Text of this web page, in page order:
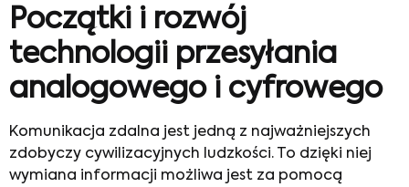
Początki i rozwój
technologii przesyłania
analogowego i cyfrowego
Komunikacja zdalna jest jedną z najważniejszych
zdobyczy cywilizacyjnych ludzkości. To dzięki niej
wymiana informacji możliwa jest za pomocą